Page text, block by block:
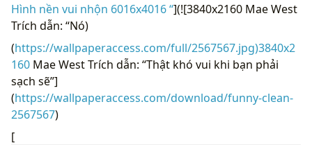
Hình nền vui nhộn 6016x4016 “](![3840x2160 Mae West
Trích dẫn: “Nó)
(https://wallpaperaccess.com/full/2567567.jpg)3840x2
160 Mae West Trích dẫn: “Thật khó vui khi bạn phải
sạch sẽ”]
(https://wallpaperaccess.com/download/funny-clean-
2567567)
[